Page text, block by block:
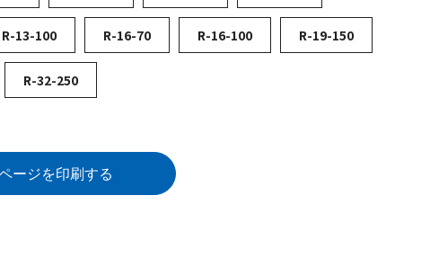
R-13-100 R-16-70 R-16-100 R-19-150
R-32-250
ージを印刷する